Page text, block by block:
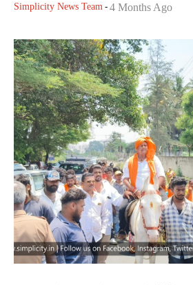
Simplicity News Team - 4 Months Ago